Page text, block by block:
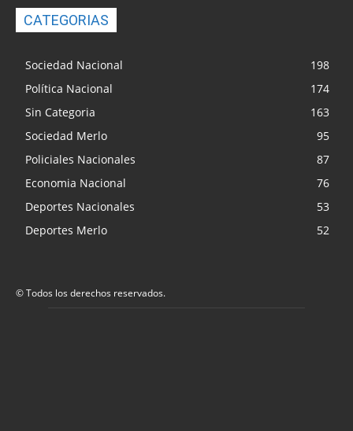
CATEGORIAS
Sociedad Nacional
198
Política Nacional
174
Sin Categoria
163
Sociedad Merlo
95
Policiales Nacionales
87
Economia Nacional
76
Deportes Nacionales
53
Deportes Merlo
52
© Todos los derechos reservados.